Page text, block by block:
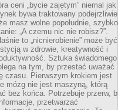
ceni „bycie zajętym” niemal jak
bywa traktowany
masz wolne popołudnie, szybko
„A czemu nic nie robisz?”.
to „nicnierobienie” może być
w zdrowie, kreatywność i
Sztuka świadomego
na tym, by przestać uważać
czasu. Pierwszym krokiem jest
mózg nie jest maszyną, którą
bez końca. Potrzebuje przerw,
przetwarzać